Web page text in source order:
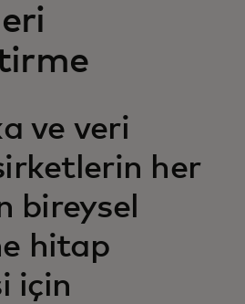
ve veri
her
bireysel
hitap
için